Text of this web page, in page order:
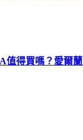
值得買嗎？愛爾